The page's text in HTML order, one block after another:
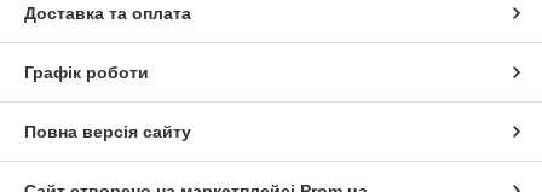
Доставка та оплата
Графік роботи
Повна версія сайту